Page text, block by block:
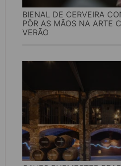
BIENAL DE CERVEIRA
PÔR AS MÃOS NA ARTE
VERÃO